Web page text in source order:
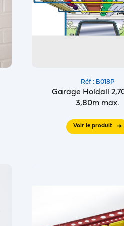
Réf : B018P
Garage Holdall
3,80m max.
Voir le produit